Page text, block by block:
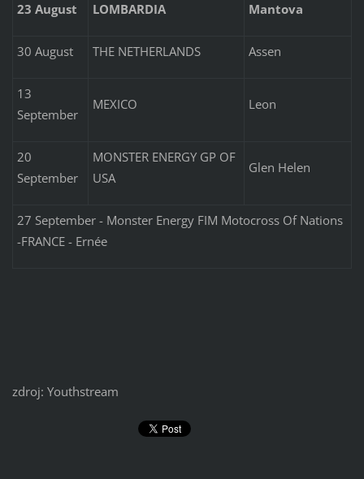
23 August LOMBARDIA Mantova
30 August THE NETHERLANDS Assen
13
September
MEXICO Leon
20
September
MONSTER ENERGY GP OF
USA
Glen Helen
27 September - Monster Energy FIM Motocross Of Nations
-FRANCE - Ernée
zdroj: Youthstream